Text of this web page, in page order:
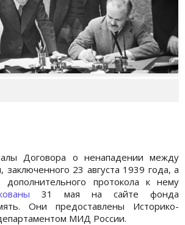
Договора о ненападении между
23 августа 1939 года, а
дополнительного протокола к нему
31 мая на сайте фонда
Они предоставлены Историко-
МИД России.